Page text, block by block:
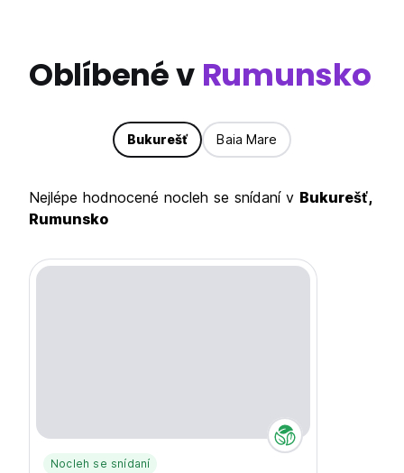
Oblíbené v Rumunsko
Bukurešť Baia Mare
Nejlépe hodnocené nocleh se snídaní v Bukurešť,
Rumunsko
Nocleh se snídaní